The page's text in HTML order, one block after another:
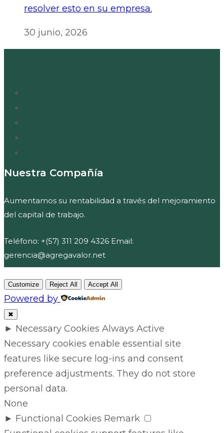
resolver esto en su empresa.
30 junio, 2026
Nuestra Compañía
Aumentamos su rentabilidad a través del mejoramiento
del capital de trabajo.
Teléfono: +(57) 311 209 4326 Email:
gerencia@agregavalor.net
Customize Reject All Accept All
Powered by
✖
► Necessary Cookies Always Active
Necessary cookies enable essential site
features like secure log-ins and consent
preference adjustments. They do not store
personal data.
None
► Functional Cookies Remark